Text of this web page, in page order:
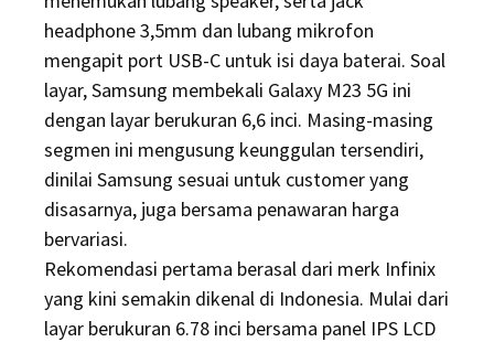
headphone 3,5mm dan lubang mikrofon
mengapit port USB-C untuk isi daya baterai. Soal
layar, Samsung membekali Galaxy M23 5G ini
dengan layar berukuran 6,6 inci. Masing-masing
segmen ini mengusung keunggulan tersendiri,
dinilai Samsung sesuai untuk customer yang
disasarnya, juga bersama penawaran harga
bervariasi.
Rekomendasi pertama berasal dari merk Infinix
yang kini semakin dikenal di Indonesia. Mulai dari
layar berukuran 6.78 inci bersama panel IPS LCD